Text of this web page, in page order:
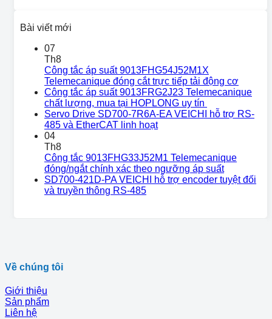
Bài viết mới
07
Th8
Công tắc áp suất 9013FHG54J52M1X
Telemecanique đóng cắt trực tiếp tải động cơ
Công tắc áp suất 9013FRG2J23 Telemecanique
chất lượng, mua tại HOPLONG uy tín
Servo Drive SD700-7R6A-EA VEICHI hỗ trợ RS-
485 và EtherCAT linh hoạt
04
Th8
Công tắc 9013FHG33J52M1 Telemecanique
đóng/ngắt chính xác theo ngưỡng áp suất
SD700-421D-PA VEICHI hỗ trợ encoder tuyệt đối
và truyền thông RS-485
Về chúng tôi
Giới thiệu
Sản phẩm
Liên hệ